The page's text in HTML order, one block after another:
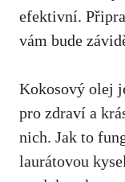
efektivní.
vám bude
Kokosový olej
pro zdraví a
nich. Jak to
laurátovou